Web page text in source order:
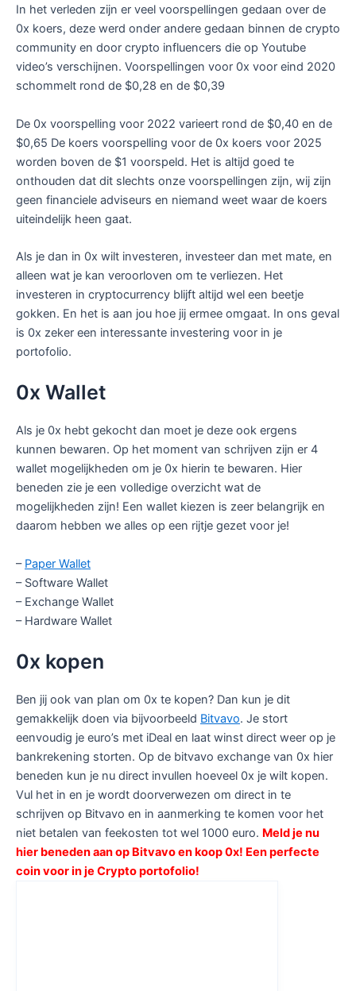
In het verleden zijn er veel voorspellingen gedaan over de
0x koers, deze werd onder andere gedaan binnen de crypto
community en door crypto influencers die op Youtube
video’s verschijnen. Voorspellingen voor 0x voor eind 2020
schommelt rond de $0,28 en de $0,39
De 0x voorspelling voor 2022 varieert rond de $0,40 en de
$0,65 De koers voorspelling voor de 0x koers voor 2025
worden boven de $1 voorspeld. Het is altijd goed te
onthouden dat dit slechts onze voorspellingen zijn, wij zijn
geen financiele adviseurs en niemand weet waar de koers
uiteindelijk heen gaat.
Als je dan in 0x wilt investeren, investeer dan met mate, en
alleen wat je kan veroorloven om te verliezen. Het
investeren in cryptocurrency blijft altijd wel een beetje
gokken. En het is aan jou hoe jij ermee omgaat. In ons geval
is 0x zeker een interessante investering voor in je
portofolio.
0x Wallet
Als je 0x hebt gekocht dan moet je deze ook ergens
kunnen bewaren. Op het moment van schrijven zijn er 4
wallet mogelijkheden om je 0x hierin te bewaren. Hier
beneden zie je een volledige overzicht wat de
mogelijkheden zijn! Een wallet kiezen is zeer belangrijk en
daarom hebben we alles op een rijtje gezet voor je!
– Paper Wallet
– Software Wallet
– Exchange Wallet
– Hardware Wallet
0x kopen
Ben jij ook van plan om 0x te kopen? Dan kun je dit
gemakkelijk doen via bijvoorbeeld Bitvavo. Je stort
eenvoudig je euro’s met iDeal en laat winst direct weer op je
bankrekening storten. Op de bitvavo exchange van 0x hier
beneden kun je nu direct invullen hoeveel 0x je wilt kopen.
Vul het in en je wordt doorverwezen om direct in te
schrijven op Bitvavo en in aanmerking te komen voor het
niet betalen van feekosten tot wel 1000 euro. Meld je nu
hier beneden aan op Bitvavo en koop 0x! Een perfecte
coin voor in je Crypto portofolio!